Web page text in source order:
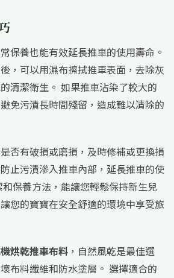
保養也能有效延長推車的使用壽命。
，可以用濕布擦拭推車表面，去除灰
清潔衛生。 如果推車沾染了較大的
免污漬長時間殘留，造成難以清除的
否有破損或磨損，及時修補或更換損
止污漬滲入推車內部，延長推車的使
保養方法，能讓您輕鬆保持新生兒
您的寶寶在安全舒適的環境中享受旅
烘乾推車布料 ，自然風乾是最佳選
布料纖維和防水塗層。 選擇適合的